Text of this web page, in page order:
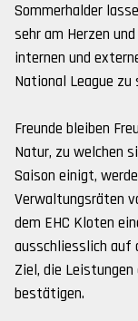
Sommerhalder
sehr am Herzen
internen und
National League
Freunde bleiben
Natur, zu welchen
Saison einigt,
Verwaltungsräten
dem EHC Kloten
ausschliesslich auf
Ziel, die Leistungen
bestätigen.